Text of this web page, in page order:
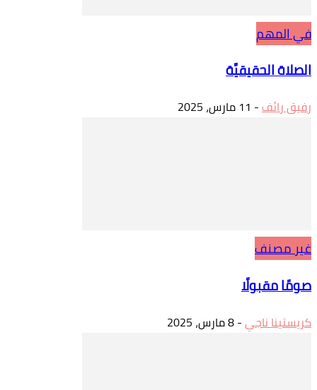
في المهم
الصلاة الحقيقيَّة
رفيق رائف- 11 مارس، 2025
غير مصنف
صومًا مقبولًا
كريستينا ناجي-8 مارس، 2025